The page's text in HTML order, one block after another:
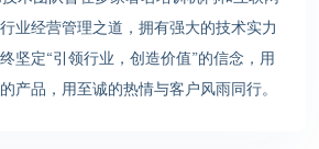
业经营管理之道，拥有强大的技术实力
坚定“引领行业，创造价值”的信念，用
产品，用至诚的热情与客户风雨同行。